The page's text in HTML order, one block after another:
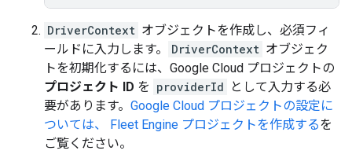
DriverContext オブジェクトを作成し、必須フィ
ールドに入力します。
DriverContext オブジェク
トを初期化するには、Google Cloud プロジェクトの
プロジェクト ID を providerId
として入力する必
要があります。 Google Cloud プロジェクトの設定に
ついては、 Fleet Engine プロジェクトを作成するを
ご覧ください。